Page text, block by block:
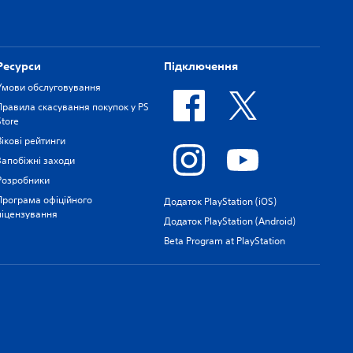
обслуговування
скасування покупок у PS
рейтинги
заходи
офіційного
Підключення
Додаток PlayStation (iOS)
Додаток PlayStation (Android)
Beta Program at PlayStation